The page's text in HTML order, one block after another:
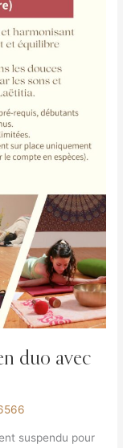
duo avec
suspendu pour